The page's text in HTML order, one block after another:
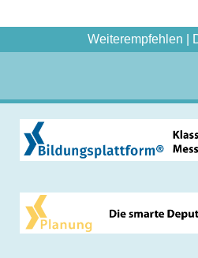
Weiterempfehlen